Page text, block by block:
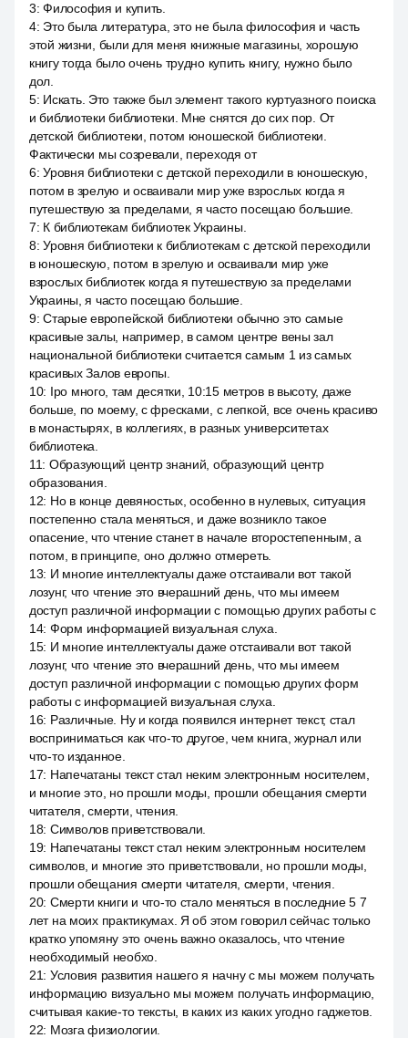
3:Философия и купить.
4: Это была литература, это не была философия и часть
этой жизни, были для меня книжные магазины, хорошую
книгу тогда было очень трудно купить книгу, нужно было
дол.
5: Искать. Это также был элемент такого куртуазного поиска
и библиотеки библиотеки. Мне снятся до сих пор. От
детской библиотеки, потом юношеской библиотеки.
Фактически мы созревали, переходя от
6:Уровня библиотеки с детской переходили в юношескую,
потом в зрелую и осваивали мир уже взрослых когда я
путешествую за пределами, я часто посещаю большие.
7: К библиотекам библиотек Украины.
8:Уровня библиотеки к библиотекам с детской переходили
в юношескую, потом в зрелую и осваивали мир уже
взрослых библиотек когда я путешествую за пределами
Украины, я часто посещаю большие.
9:Старые европейской библиотеки обычно это самые
красивые залы, например, в самом центре вены зал
национальной библиотеки считается самым 1 из самых
красивых Залов европы.
10: Ipo много, там десятки, 10:15 метров в высоту, даже
больше, по моему, с фресками, с лепкой, все очень красиво
в монастырях, в коллегиях, в разных университетах
библиотека.
11: Образующий центр знаний, образующий центр
образования.
12: Но в конце девяностых, особенно в нулевых, ситуация
постепенно стала меняться, и даже возникло такое
опасение, что чтение станет в начале второстепенным, а
потом, в принципе, оно должно отмереть.
13: И многие интеллектуалы даже отстаивали вот такой
лозунг, что чтение это вчерашний день, что мы имеем
доступ различной информации с помощью других работы с
14: Форм информацией визуальная слуха.
15: И многие интеллектуалы даже отстаивали вот такой
лозунг, что чтение это вчерашний день, что мы имеем
доступ различной информации с помощью других форм
работы с информацией визуальная слуха.
16: Различные. Ну и когда появился интернет текст, стал
восприниматься как что-то другое, чем книга, журнал или
что-то изданное.
17: Напечатаны текст стал неким электронным носителем,
и многие это, но прошли моды, прошли обещания смерти
читателя, смерти, чтения.
18: Символов приветствовали.
19: Напечатаны текст стал неким электронным носителем
символов, и многие это приветствовали, но прошли моды,
прошли обещания смерти читателя, смерти, чтения.
20: Смерти книги и что-то стало меняться в последние 5 7
лет на моих практикумах. Я об этом говорил сейчас только
кратко упомяну это очень важно оказалось, что чтение
необходимый необхо.
21: Условия развития нашего я начну с мы можем получать
информацию визуально мы можем получать информацию,
считывая какие-то тексты, в каких из каких угодно гаджетов.
22: Мозга физиологии.